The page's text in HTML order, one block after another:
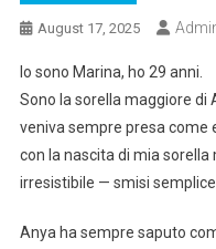
August 17, 2025
Io sono Marina, ho 29 anni.
Sono la sorella maggiore di
veniva sempre presa come
con la nascita di mia
irresistibile — smisi
Anya ha sempre saputo